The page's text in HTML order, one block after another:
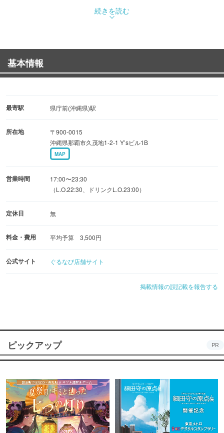
すべて2時間30分飲み放題付き。ビールはもちろん、焼
酎、梅酒、泡盛、ハイボール、カクテルも飲み放題！
■名物！熟成厚切り牛舌炭火焼！
etc
個室席のほか、ゆったりくつろげるソファー席、お一人様
でもお気軽にご来店頂けるカウンター席もございます。
壷屋に3号店目「サンサンマル琉炭」もOPENしました！
※当店はインボイス制度『適格請求書発行事業者』です。
続きを読む
基本情報
最寄駅 県庁前(沖縄県)駅
所在地
〒900-0015
沖縄県那覇市久茂地1-2-1 Y’sビル1B
MAP
営業時間
17:00〜23:30
（L.O.22:30、ドリンクL.O.23:00）
定休日 無
料金・費用 平均予算 3,500円
公式サイト ぐるなび店舗サイト
掲載情報の誤記載を報告する
ピックアップ PR